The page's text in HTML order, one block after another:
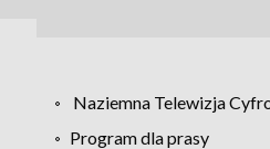
Naziemna Telewizja
Program dla prasy